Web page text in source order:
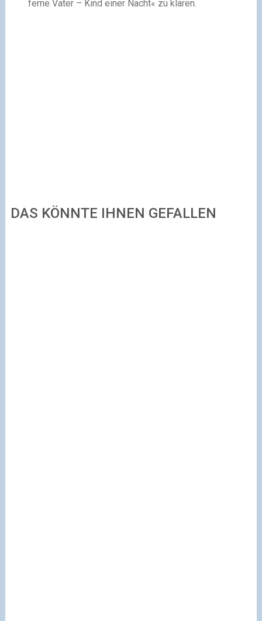
ferne Vater – Kind einer Nacht« zu klären.
DAS KÖNNTE IHNEN GEFALLEN